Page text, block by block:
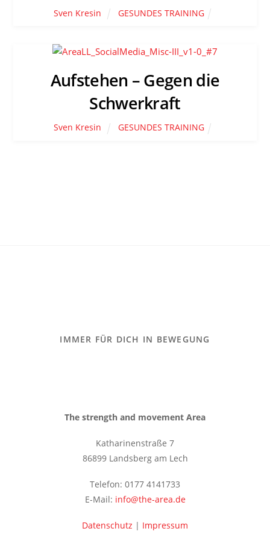
Sven Kresin GESUNDES TRAINING
Aufstehen – Gegen die
Schwerkraft
Sven Kresin GESUNDES TRAINING
IMMER FÜR DICH IN BEWEGUNG
The strength and movement Area
Katharinenstraße 7
86899 Landsberg am Lech
Telefon: 0177 4141733
E-Mail: info@the-area.de
Datenschutz | Impressum